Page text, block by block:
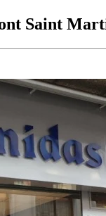
Saint